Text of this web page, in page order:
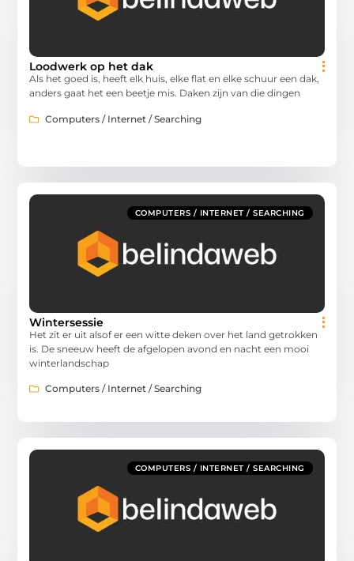
Loodwerk op het dak
Als het goed is, heeft elk huis, elke flat en elke schuur een dak,
anders gaat het een beetje mis. Daken zijn van die dingen
Computers / Internet / Searching
COMPUTERS / INTERNET / SEARCHING
Wintersessie
Het zit er uit alsof er een witte deken over het land getrokken
is. De sneeuw heeft de afgelopen avond en nacht een mooi
winterlandschap
Computers / Internet / Searching
COMPUTERS / INTERNET / SEARCHING